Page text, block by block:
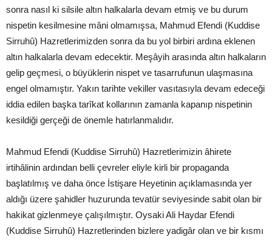
sonra nasıl ki silsile altın halkalarla devam etmiş ve bu durum
nispetin kesilmesine mâni olmamışsa, Mahmud Efendi (Kuddise
Sirruhû) Hazretlerimizden sonra da bu yol birbiri ardına eklenen
altın halkalarla devam edecektir. Meşâyih arasında altın halkaların
gelip geçmesi, o büyüklerin nispet ve tasarrufunun ulaşmasına
engel olmamıştır. Yakın tarihte vekiller vasıtasıyla devam edeceği
iddia edilen başka tarîkat kollarının zamanla kapanıp nispetinin
kesildiği gerçeği de önemle hatırlanmalıdır.
Mahmud Efendi (Kuddise Sirruhû) Hazretlerimizin âhirete
irtihâlinin ardından belli çevreler eliyle kirli bir propaganda
başlatılmış ve daha önce İstişare Heyetinin açıklamasında yer
aldığı üzere şahidler huzurunda tevatür seviyesinde sabit olan bir
hakikat gizlenmeye çalışılmıştır. Oysaki Ali Haydar Efendi
(Kuddise Sirruhû) Hazretlerinden bizlere yadigâr olan ve bir kısmı